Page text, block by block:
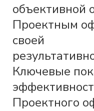
объективной
Проектным
своей
Ключевые
Проектного